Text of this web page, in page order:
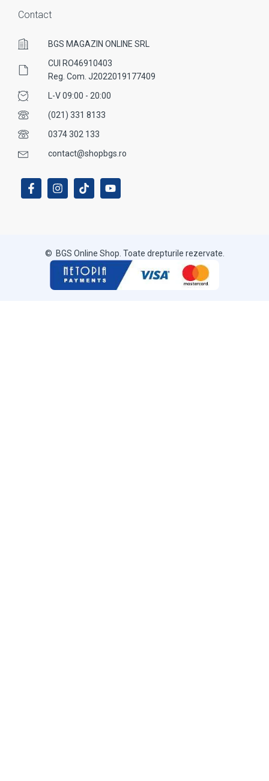
Contact
BGS MAGAZIN ONLINE SRL
CUI RO46910403
Reg. Com. J2022019177409
L-V 09:00 - 20:00
(021) 331 8133
0374 302 133
contact@shopbgs.ro
© BGS Online Shop. Toate drepturile rezervate.